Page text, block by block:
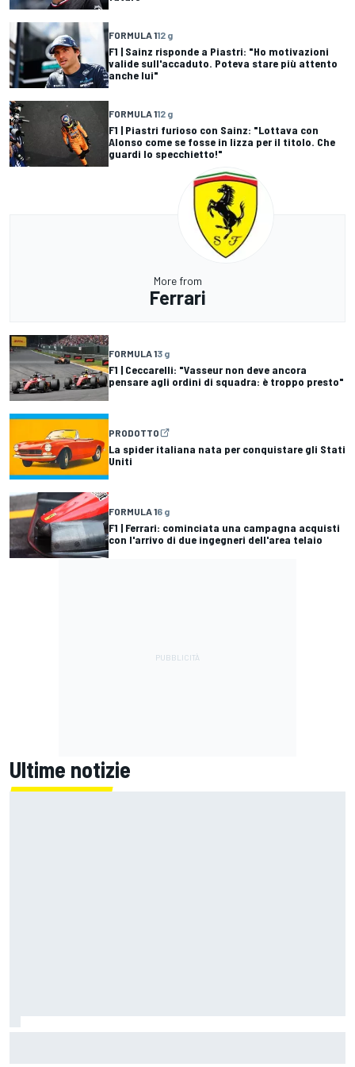
FORMULA 112 g
F1 | Sainz risponde a Piastri: "Ho motivazioni
valide sull'accaduto. Poteva stare più attento
anche lui"
FORMULA 112 g
F1 | Piastri furioso con Sainz: "Lottava con
Alonso come se fosse in lizza per il titolo. Che
guardi lo specchietto!"
More from
Ferrari
FORMULA 13 g
F1 | Ceccarelli: "Vasseur non deve ancora
pensare agli ordini di squadra: è troppo presto"
PRODOTTO
La spider italiana nata per conquistare gli Stati
Uniti
FORMULA 16 g
F1 | Ferrari: cominciata una campagna acquisti
con l'arrivo di due ingegneri dell'area telaio
Ultime notizie